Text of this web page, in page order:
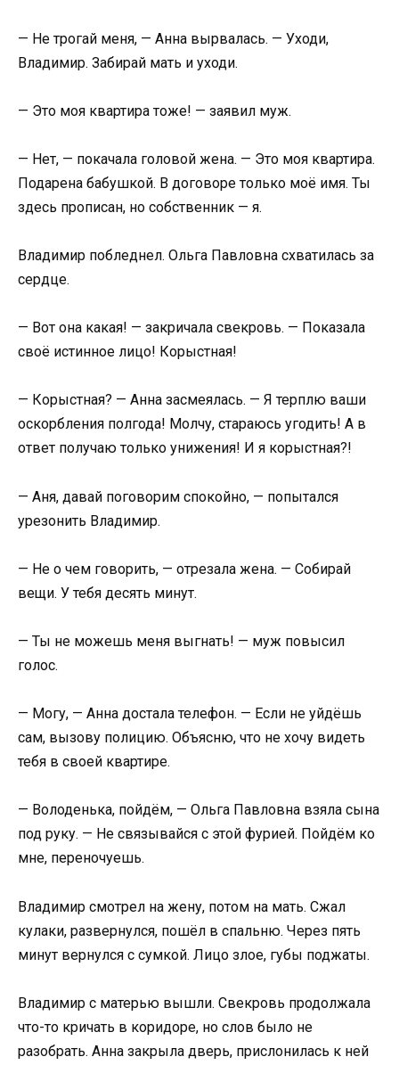
— Не трогай меня, — Анна вырвалась. — Уходи,
Владимир. Забирай мать и уходи.
— Это моя квартира тоже! — заявил муж.
— Нет, — покачала головой жена. — Это моя квартира.
Подарена бабушкой. В договоре только моё имя. Ты
здесь прописан, но собственник — я.
Владимир побледнел. Ольга Павловна схватилась за
сердце.
— Вот она какая! — закричала свекровь. — Показала
своё истинное лицо! Корыстная!
— Корыстная? — Анна засмеялась. — Я терплю ваши
оскорбления полгода! Молчу, стараюсь угодить! А в
ответ получаю только унижения! И я корыстная?!
— Аня, давай поговорим спокойно, — попытался
урезонить Владимир.
— Не о чем говорить, — отрезала жена. — Собирай
вещи. У тебя десять минут.
— Ты не можешь меня выгнать! — муж повысил
голос.
— Могу, — Анна достала телефон. — Если не уйдёшь
сам, вызову полицию. Объясню, что не хочу видеть
тебя в своей квартире.
— Володенька, пойдём, — Ольга Павловна взяла сына
под руку. — Не связывайся с этой фурией. Пойдём ко
мне, переночуешь.
Владимир смотрел на жену, потом на мать. Сжал
кулаки, развернулся, пошёл в спальню. Через пять
минут вернулся с сумкой. Лицо злое, губы поджаты.
Владимир с матерью вышли. Свекровь продолжала
что-то кричать в коридоре, но слов было не
разобрать. Анна закрыла дверь, прислонилась к ней